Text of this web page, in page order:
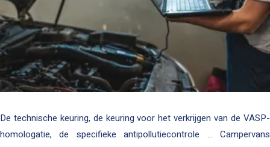
De technische keuring, de keuring voor het verkrijgen van de VASP-
homologatie, de specifieke antipollutiecontrole ... Campervans